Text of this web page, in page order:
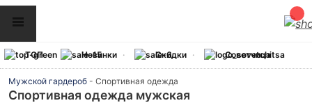
ТОП Новинки Скидки Советчица
Мужской гардероб - Спортивная одежда
Спортивная одежда мужская